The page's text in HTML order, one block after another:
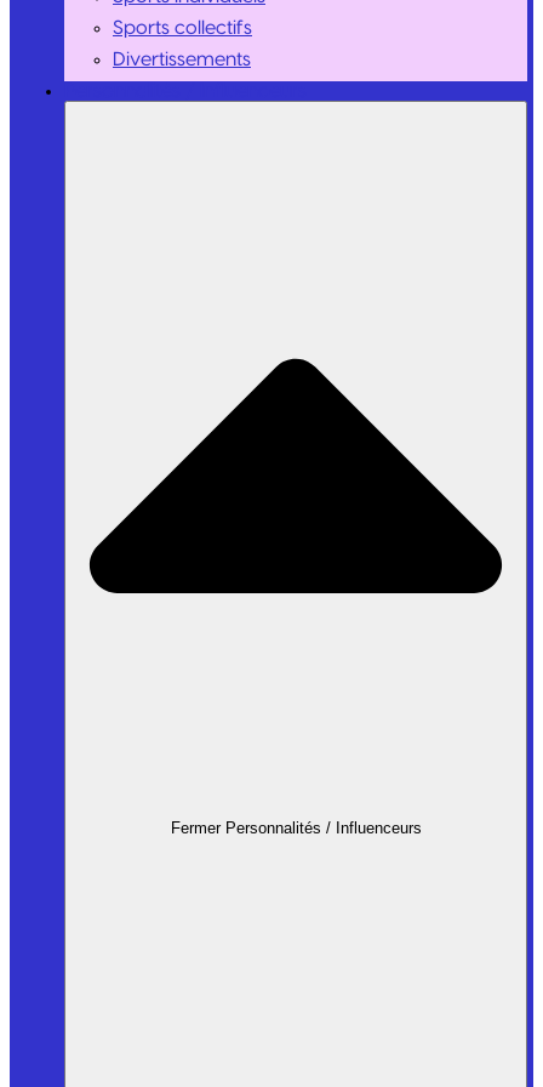
Sports collectifs
Divertissements
Fermer Personnalités / Influenceurs